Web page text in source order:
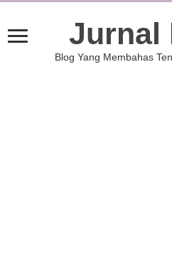
Jurnal
Blog Yang Membahas